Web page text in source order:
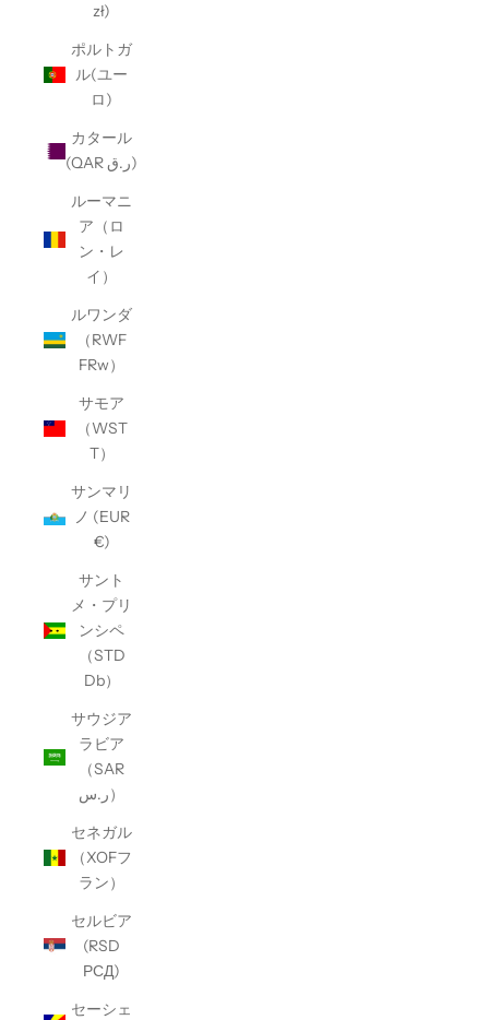
zł)
ポルトガ
ル(ユー
ロ)
カタール
(QAR ر.ق)
ルーマニ
ア（ロ
ン・レ
イ）
ルワンダ
（RWF
FRw）
サモア
（WST
T）
サンマリ
ノ (EUR
€)
サント
メ・プリ
ンシペ
（STD
Db）
サウジア
ラビア
（SAR
ر.س）
セネガル
（XOFフ
ラン）
セルビア
(RSD
РСД)
セーシェ